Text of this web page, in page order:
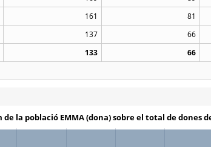
161 81
137 66
133 66